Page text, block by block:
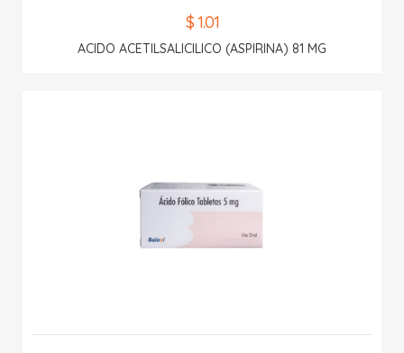
$ 1.01
ACIDO ACETILSALICILICO (ASPIRINA) 81 MG